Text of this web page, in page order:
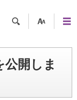
ツー
ル
ュー
開しま